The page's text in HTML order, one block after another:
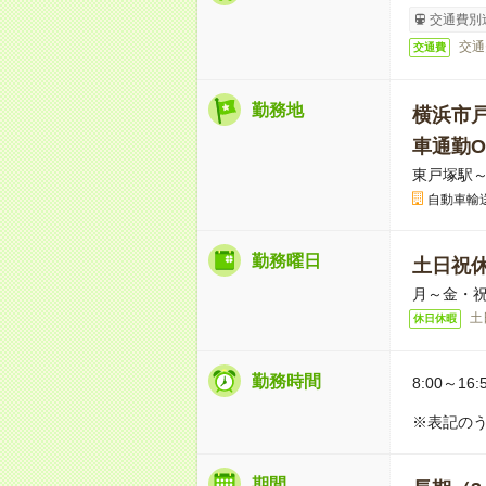
交通費別
交通費 交
勤務地
横浜市
車通勤
東戸塚駅
自動車輸
勤務曜日 土日祝
月～金・
休日休暇 土
勤務時間 8:00～
※表記の